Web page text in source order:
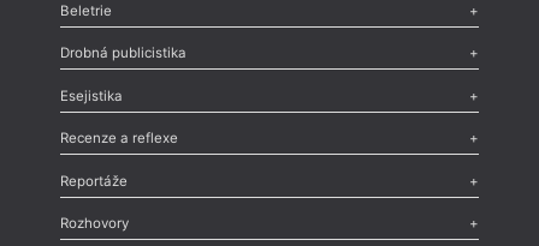
Beletrie
Poezie,Próza,Dokumenty
Drobná publicistika
Odlesk
Nekrolog,Glosa,Sloupek,Pozvánka,Literární soutěž,
Esejistika
Esej ,Pádlo,Úvaha
Recenze a reflexe
Recenze
Méně slov o próze,Celá rubrika
Reportáže
Literární zítřky
Celá rubrika
Rozhovory